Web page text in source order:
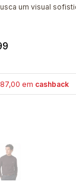
um visual
em cashback